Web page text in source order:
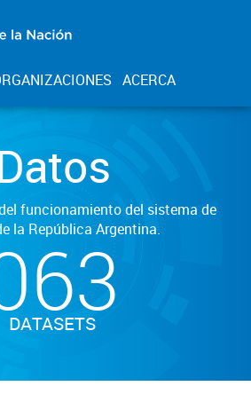
ACERCA
funcionamiento del sistema de
la República Argentina.
DATASETS